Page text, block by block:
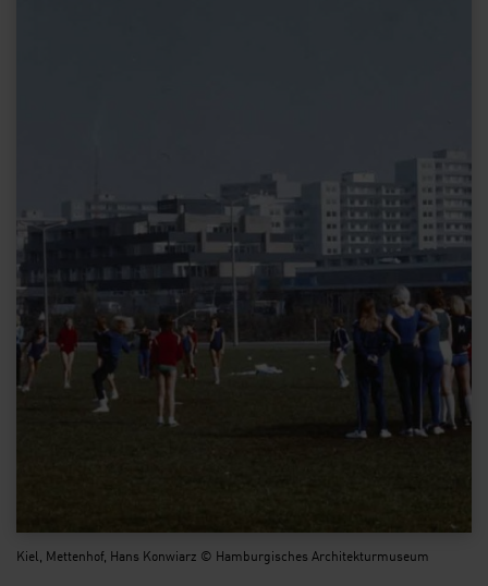
Kiel, Mettenhof, Hans Konwiarz © Hamburgisches Architekturmuseum